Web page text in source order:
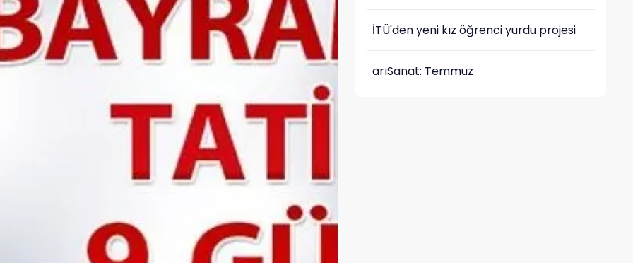
İTÜ'den yeni kız öğrenci yurdu projesi
arıSanat: Temmuz